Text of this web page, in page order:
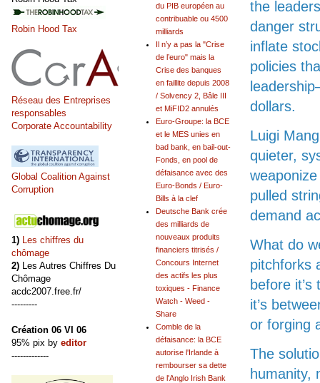
the
danger
inflate
policies
dollars.
Luigi
quieter,
pulled
demand
What do
pitchforks
before
it’s
or forging
The
humanity,
du PIB européen au
contribuable ou 4500
milliards
Il n’y a pas la "Crise
de l’euro" mais la
Crise des banques
en faillite depuis 2008
/ Solvency 2, Bâle III
et MiFID2 annulés
Euro-Groupe: la BCE
et le MES unies en
bad bank, en bail-out-
Fonds, en pool de
défaisance avec des
Euro-Bonds / Euro-
Bills à la clef
Deutsche Bank crée
des milliards de
nouveaux produits
financiers titrisés /
Concours Internet
des actifs les plus
toxiques - Finance
Watch - Weed -
Share
Comble de la
défaisance: la BCE
autorise l'Irlande à
rembourser sa dette
de l'Anglo Irish Bank
Robin Hood Tax
Réseau des Entreprises
responsables
Corporate Accountability
Global Coalition Against
Corruption
1) Les chiffres du
chômage
2) Les Autres Chiffres Du
Chômage
acdc2007.free.fr/
---------
Création 06 VI 06
95% pix by editor
-------------